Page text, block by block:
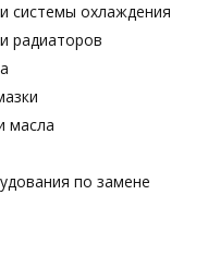
системы охлаждения
радиаторов
масла
по замене